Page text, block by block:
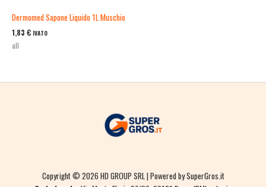
Dermomed Sapone Liquido 1L Muschio
1,83 € IVATO
all
Copyright © 2026 HD GROUP SRL | Powered by SuperGros.it